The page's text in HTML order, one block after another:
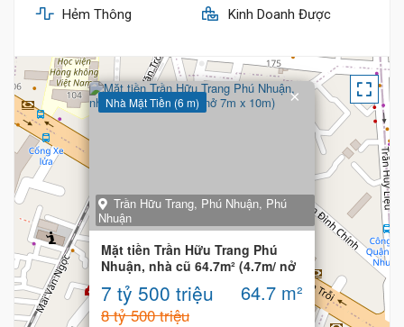
Hẻm Thông Kinh Doanh Được
Nhà Mặt Tiền (6 m)
Trần Hữu Trang, Phú Nhuận, Phú
Nhuận
Mặt tiền Trần Hữu Trang Phú
Nhuận, nhà cũ 64.7m² (4.7m/ nở
7m x 10m)
7 tỷ 500 triệu 64.7 m²
8 tỷ 500 triệu
×